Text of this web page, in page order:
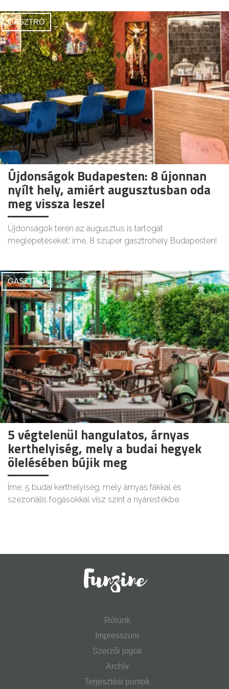
GASZTRO
Újdonságok Budapesten: 8 újonnan
nyílt hely, amiért augusztusban oda
meg vissza leszel
Újdonságok terén az augusztus is tartogat
meglepetéseket: íme, 8 szuper gasztrohely Budapesten!
GASZTRO
5 végtelenül hangulatos, árnyas
kerthelyiség, mely a budai hegyek
ölelésében bújik meg
Íme, 5 budai kerthelyiség, mely árnyas fákkal és
szezonális fogásokkal visz színt a nyárestékbe.
Rólunk
Impresszum
Szerzői jogok
Archív
Terjesztési pontok